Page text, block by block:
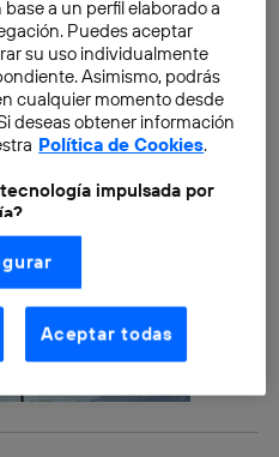
a un perfil elaborado a
Puedes aceptar
su uso individualmente
Asimismo, podrás
cualquier momento desde
deseas obtener información
Política de Cookies.
impulsada por
la tecnología Utiq para
marketing digital o análisis
de consentimiento)
nuestra(s) web(s)
una conexión a
por una de las
y otorgas tu
y control.
Aceptar todas